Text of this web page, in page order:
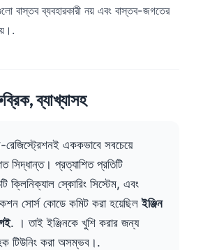
বাস্তব ব্যবহারকারী নয় এবং বাস্তব-জগতের
ব্যাখ্যাসহ
রেজিস্ট্রেশনই এককভাবে সবচেয়ে
সিদ্ধান্ত। প্রত্যাশিত প্রতিটি
ক্লিনিক্যাল স্কোরিং সিস্টেম, এবং
সোর্স কোডে কমিট করা হয়েছিলইঞ্জিন
. । তাই ইঞ্জিনকে খুশি করার জন্য
টিউনিং করা অসম্ভব।.